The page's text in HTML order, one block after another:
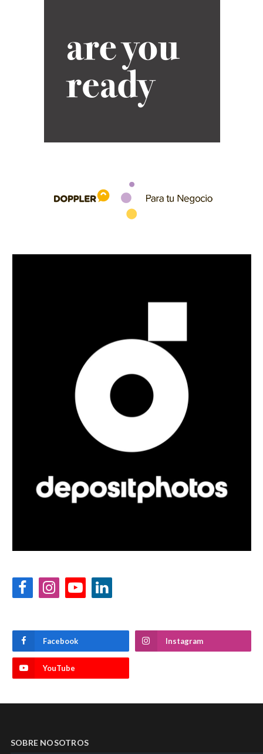
FacebookInstagramYouTubeLinkedIn
Facebook Instagram
YouTube
SOBRE NOSOTROS